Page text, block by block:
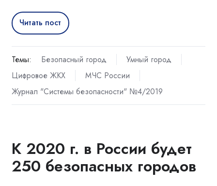
Читать пост
Темы: Безопасный город
Умный город
Цифровое ЖКХ
МЧС России
Журнал "Системы безопасности" №4/2019
К 2020 г. в России будет
250 безопасных городов